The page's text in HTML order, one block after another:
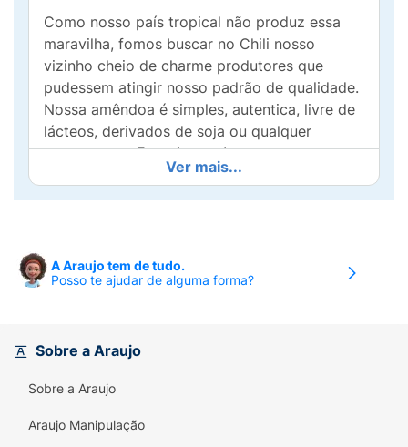
Como nosso país tropical não produz essa
maravilha, fomos buscar no Chili nosso
vizinho cheio de charme produtores que
pudessem atingir nosso padrão de qualidade.
Nossa amêndoa é simples, autentica, livre de
lácteos, derivados de soja ou qualquer
conservante. Experimente!
Ingredientes:Água e amêndoa.
contém glúten.
Ver mais...
A Araujo tem de tudo.
Posso te ajudar de alguma forma?
Sobre a Araujo
Sobre a Araujo
Araujo Manipulação